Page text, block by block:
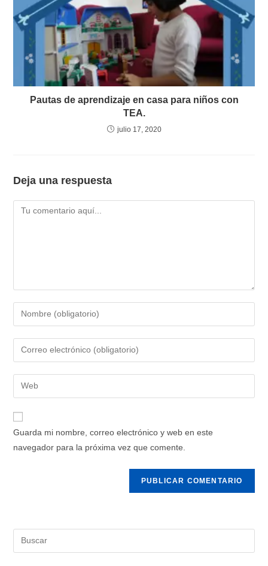
Pautas de aprendizaje en casa para niños con
TEA.
julio 17, 2020
Deja una respuesta
Guarda mi nombre, correo electrónico y web en este
navegador para la próxima vez que comente.